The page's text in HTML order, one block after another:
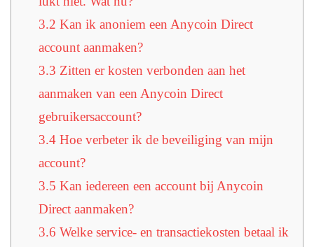
3.2 Kan ik anoniem een Anycoin Direct
account aanmaken?
3.3 Zitten er kosten verbonden aan het
aanmaken van een Anycoin Direct
gebruikersaccount?
3.4Hoe verbeter ik de beveiliging van mijn
account?
3.5 Kan iedereen een account bij Anycoin
Direct aanmaken?
3.6 Welke service- en transactiekosten betaal ik